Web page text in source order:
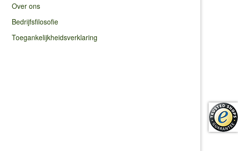
Over ons
Bedrijfsfilosofie
Toegankelijkheidsverklaring